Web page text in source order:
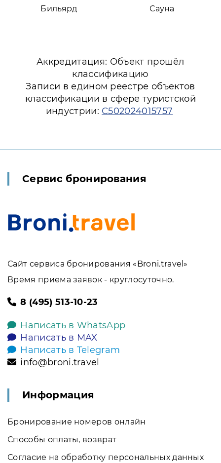
Бильярд Сауна
Аккредитация: Объект прошёл
классификацию
Записи в едином реестре объектов
классификации в сфере туристской
индустрии: С502024015757
Сервис бронирования
Сайт сервиса бронирования «Broni.travel»
Время приема заявок - круглосуточно.
8 (495) 513-10-23
Написать в WhatsApp
Написать в MAX
Написать в Telegram
info@broni.travel
Информация
Бронирование номеров онлайн
Способы оплаты, возврат
Согласие на обработку персональных данных